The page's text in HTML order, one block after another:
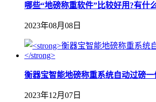
哪些“地磅称重软件”比较好用?有什
2023年08月08日
衡器宝智能地磅称重系统自动过磅一
2023年12月07日